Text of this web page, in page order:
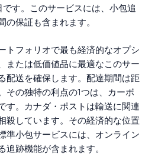
す。このサービスには、小包追
保証も含まれます。
トフォリオで最も経済的なオプシ
または低価値品に最適なこのサー
配送を確保します。配達期間は距
その独特の利点の1つは、カーボ
す。カナダ・ポストは輸送に関連
殺しています。その経済的な位置
準小包サービスには、オンライン
跡機能が含まれます。